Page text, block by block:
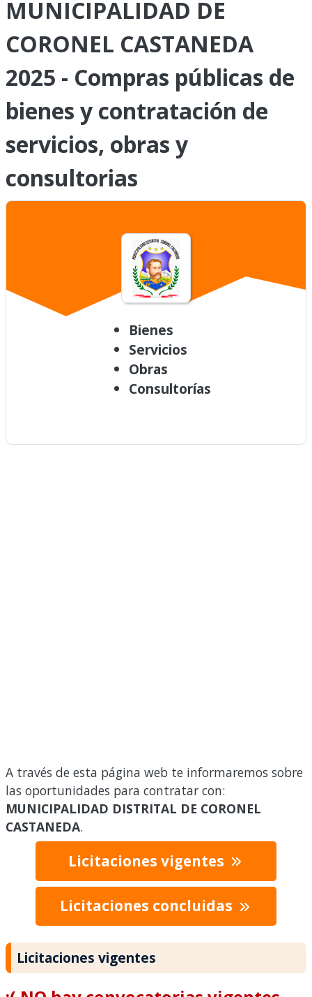
MUNICIPALIDAD DE
CORONEL CASTANEDA
2025 - Compras públicas de
bienes y contratación de
servicios, obras y
consultorias
Bienes
Servicios
Obras
Consultorías
A través de esta página web te informaremos sobre
las oportunidades para contratar con:
MUNICIPALIDAD DISTRITAL DE CORONEL
CASTANEDA.
Licitaciones vigentes
Licitaciones concluidas
Licitaciones vigentes